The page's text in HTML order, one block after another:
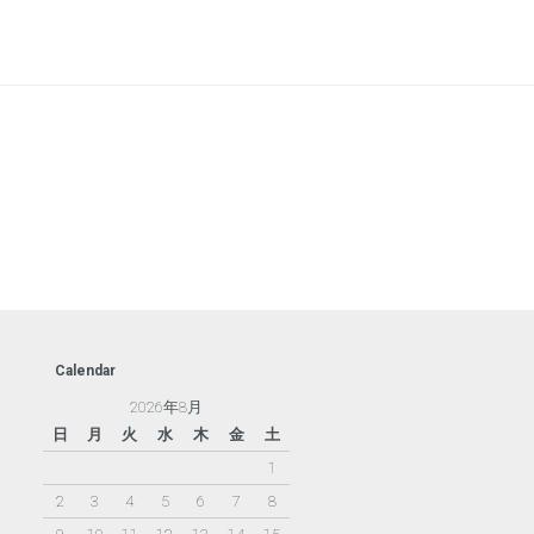
Calendar
2026年8月
日
月 火 水 木 金
土
1
2
3 4 5 6 7
8